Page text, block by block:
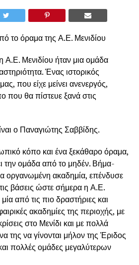
το όραμα της Α.Ε. Μενιδίου
Α.Ε. Μενιδίου ήταν μια ομάδα
Ένας ιστορικός
που είχε μείνει ανενεργός,
που θα πίστευε ξανά στις
ο Παναγιώτης Σαββίδης.
κόπο και ένα ξεκάθαρο όραμα,
την ομάδα από το μηδέν. Βήμα-
οργανωμένη ακαδημία, επένδυσε
βάσεις ώστε σήμερα η Α.Ε.
από τις πιο δραστήριες και
ακαδημίες της περιοχής, με
στο Μενίδι και με πολλά
της να γίνονται μήλον της Έριδος
πολλές ομάδες μεγαλύτερων